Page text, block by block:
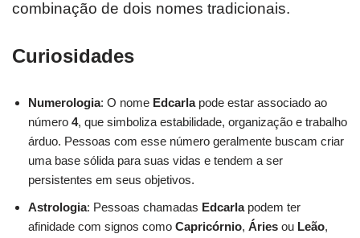
combinação de dois nomes tradicionais.
Curiosidades
Numerologia: O nome Edcarlapode estar associado ao
número 4, que simboliza estabilidade, organização e trabalho
árduo. Pessoas com esse número geralmente buscam criar
uma base sólida para suas vidas e tendem a ser
persistentes em seus objetivos.
Astrologia: Pessoas chamadas Edcarlapodem ter
afinidade com signos como Capricórnio, Áries ou Leão,